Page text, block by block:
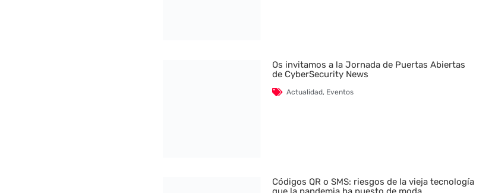
Os invitamos a la Jornada de Puertas Abiertas
de CyberSecurity News
Actualidad, Eventos
Códigos QR o SMS: riesgos de la vieja tecnología